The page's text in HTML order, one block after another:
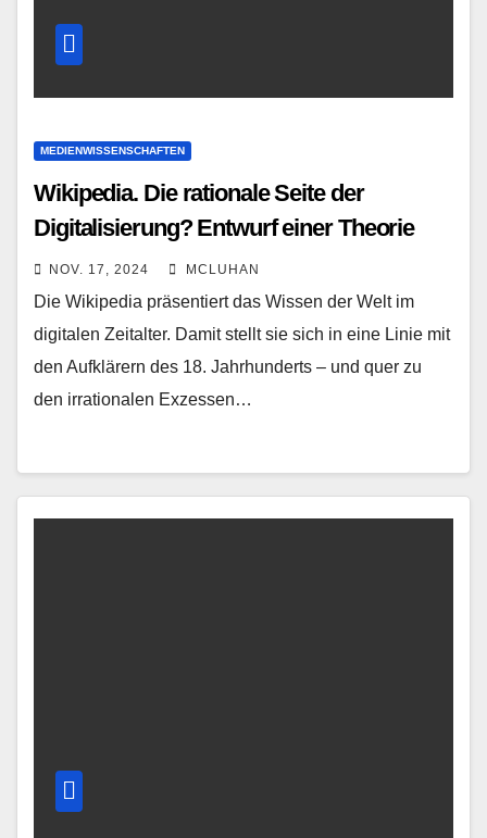
MEDIENWISSENSCHAFTEN
Wikipedia. Die rationale Seite der
Digitalisierung? Entwurf einer Theorie
NOV. 17, 2024 MCLUHAN
Die Wikipedia präsentiert das Wissen der Welt im
digitalen Zeitalter. Damit stellt sie sich in eine Linie mit
den Aufklärern des 18. Jahrhunderts – und quer zu
den irrationalen Exzessen…